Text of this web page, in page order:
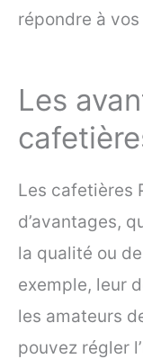
répondre à
Les
Les cafetières
d’avantages,
la qualité ou
exemple, leur
les amateurs
pouvez régler